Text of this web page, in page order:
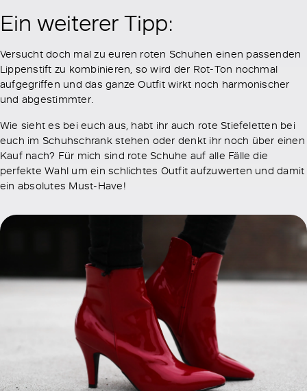
Ein weiterer Tipp:
Versucht doch mal zu euren roten Schuhen einen passenden
Lippenstift zu kombinieren, so wird der Rot-Ton nochmal
aufgegriffen und das ganze Outfit wirkt noch harmonischer
und abgestimmter.
Wie sieht es bei euch aus, habt ihr auch rote Stiefeletten bei
euch im Schuhschrank stehen oder denkt ihr noch über einen
Kauf nach? Für mich sind rote Schuhe auf alle Fälle die
perfekte Wahl um ein schlichtes Outfit aufzuwerten und damit
ein absolutes Must-Have!